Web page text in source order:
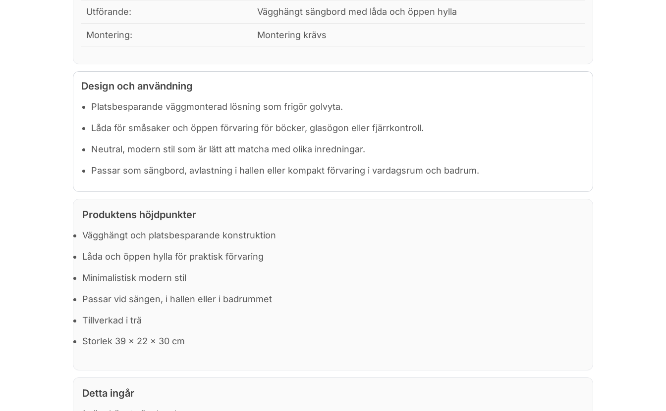
Utförande: Vägghängt sängbord med låda och öppen hylla
Montering: Montering krävs
Design och användning
Platsbesparande väggmonterad lösning som frigör golvyta.
Låda för småsaker och öppen förvaring för böcker, glasögon eller fjärrkontroll.
Neutral, modern stil som är lätt att matcha med olika inredningar.
Passar som sängbord, avlastning i hallen eller kompakt förvaring i vardagsrum och badrum.
Produktens höjdpunkter
Vägghängt och platsbesparande konstruktion
Låda och öppen hylla för praktisk förvaring
Minimalistisk modern stil
Passar vid sängen, i hallen eller i badrummet
Tillverkad i trä
Storlek 39 × 22 × 30 cm
Detta ingår